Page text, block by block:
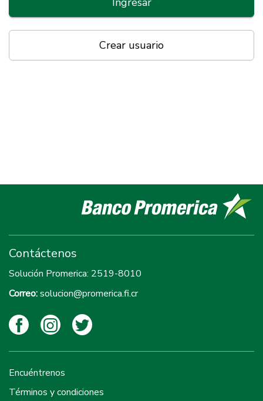
Crear usuario
Contáctenos
Solución Promerica: 2519-8010
Correo:solucion@promerica.fi.cr
Encuéntrenos
Términos y condiciones